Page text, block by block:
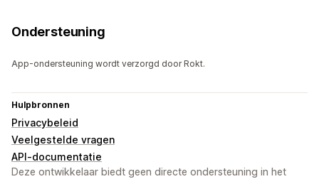
Ondersteuning
App-ondersteuning wordt verzorgd door Rokt.
Hulpbronnen
Privacybeleid
Veelgestelde vragen
API-documentatie
Deze ontwikkelaar biedt geen directe ondersteuning in het